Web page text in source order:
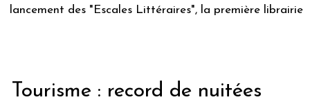
des "Escales Littéraires", la première librairie du
Tourisme : record de nuitées